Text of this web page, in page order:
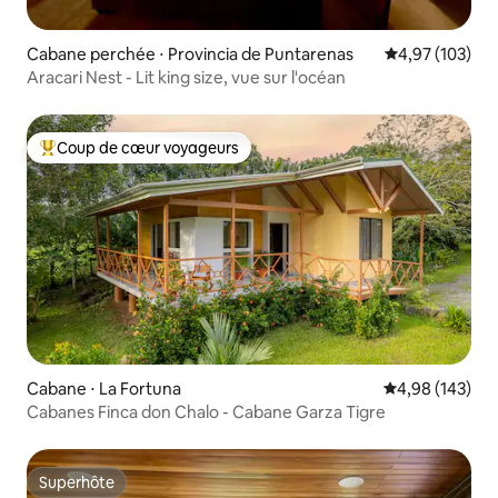
Cabane perchée ⋅ Provincia de Puntarenas Évaluation
4,97 (103)
Aracari Nest - Lit king size, vue sur l'océan
Coups de cœur voyageurs les plus appréciés
Coup de cœur voyageurs
Cabane ⋅ La Fortuna Évaluation
4,98 (143)
Cabanes Finca don Chalo - Cabane Garza Tigre
Superhôte
Superhôte